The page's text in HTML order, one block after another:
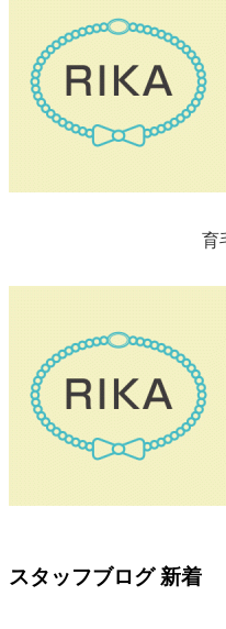
育
新らし
スタッフブログ 新着